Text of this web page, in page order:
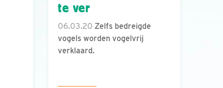
te ver
06.03.20 Zelfs bedreigde
vogels worden vogelvrij
verklaard.